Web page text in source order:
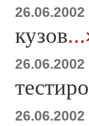
26.06.2002
кузов
26.06.2002
26.06.2002